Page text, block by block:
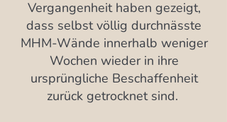
Vergangenheit haben gezeigt,
dass selbst völlig durchnässte
MHM-Wände innerhalb weniger
Wochen wieder in ihre
ursprüngliche Beschaffenheit
zurück getrocknet sind.